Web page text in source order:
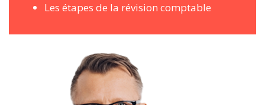
Les étapes de la révision comptable